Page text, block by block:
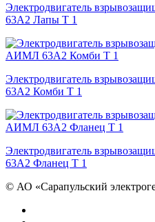
Электродвигатель
63А2 Лапы Т 1
Электродвигатель
63А2 Комби Т 1
Электродвигатель
63А2 Фланец Т 1
© АО «Сарапульский